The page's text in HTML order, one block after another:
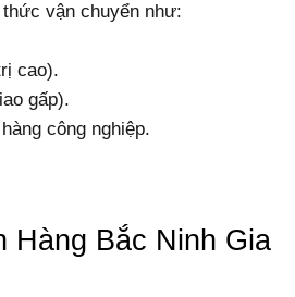
vận chuyển như:
cao).
gấp).
công nghiệp.
Hàng Bắc Ninh Gia